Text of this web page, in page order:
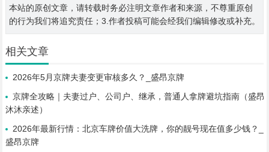
本站的原创文章，请转载时务必注明文章作者和来源，不尊重原创
的行为我们将追究责任；3.作者投稿可能会经我们编辑修改或补充。
相关文章
2026年5月京牌夫妻变更审核多久？_盛昂京牌
京牌全攻略｜夫妻过户、公司户、继承，普通人拿牌避坑指南（盛昂
沐沐亲述）
2026年最新行情：北京车牌价值大洗牌，你的靓号现在值多少钱？_
盛昂京牌